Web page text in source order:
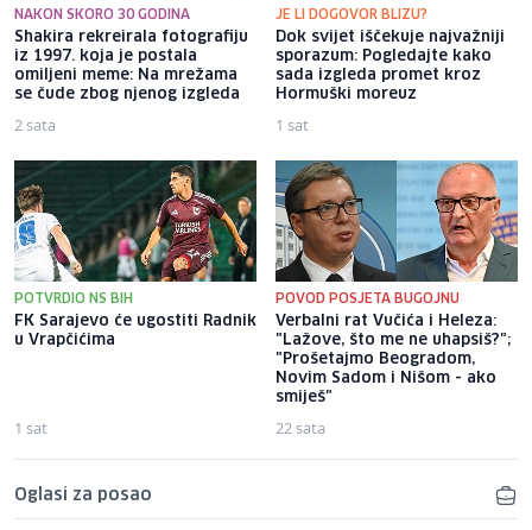
NAKON SKORO 30 GODINA
Shakira rekreirala fotografiju
iz 1997. koja je postala
omiljeni meme: Na mrežama
se čude zbog njenog izgleda
2 sata
JE LI DOGOVOR BLIZU?
Dok svijet iščekuje najvažniji
sporazum: Pogledajte kako
sada izgleda promet kroz
Hormuški moreuz
1 sat
POTVRDIO NS BIH
FK Sarajevo će ugostiti Radnik
u Vrapčićima
1 sat
POVOD POSJETA BUGOJNU
Verbalni rat Vučića i Heleza:
"Lažove, što me ne uhapsiš?";
"Prošetajmo Beogradom,
Novim Sadom i Nišom - ako
smiješ"
22 sata
Oglasi za posao